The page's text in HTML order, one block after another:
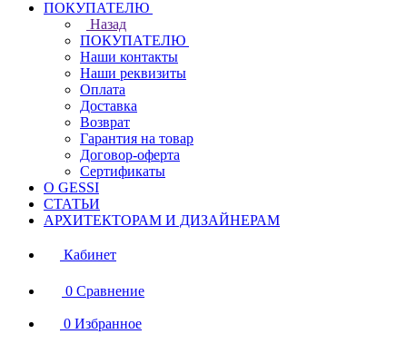
ПОКУПАТЕЛЮ
Назад
ПОКУПАТЕЛЮ
Наши контакты
Наши реквизиты
Оплата
Доставка
Возврат
Гарантия на товар
Договор-оферта
Сертификаты
О GESSI
СТАТЬИ
АРХИТЕКТОРАМ И ДИЗАЙНЕРАМ
Кабинет
0 Сравнение
0 Избранное